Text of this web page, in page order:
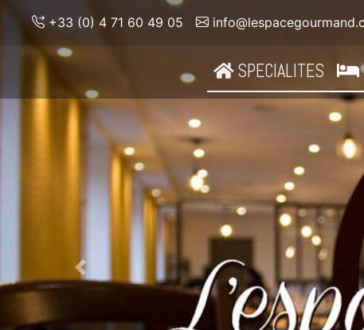
+33 (0) 4 71 60 49 05
SPECIALITES
Previous